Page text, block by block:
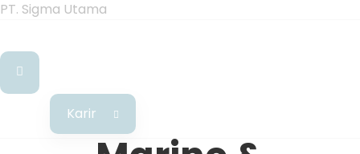
PT. Sigma Utama
Karir